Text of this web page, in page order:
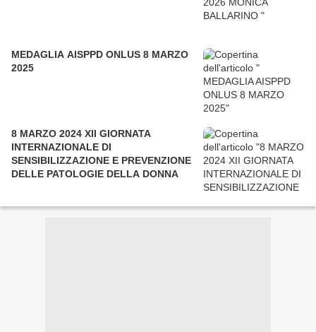
MEDAGLIA AISPPD ONLUS 8 MARZO
2025
8 MARZO 2024 XII GIORNATA
INTERNAZIONALE DI
SENSIBILIZZAZIONE E PREVENZIONE
DELLE PATOLOGIE DELLA DONNA